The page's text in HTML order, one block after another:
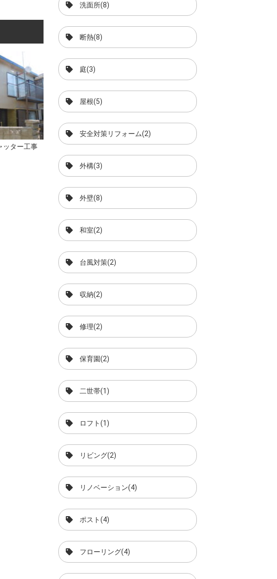
ッター工事
洗面所(8)
断熱(8)
庭(3)
屋根(5)
安全対策リフォーム(2)
外構(3)
外壁(8)
和室(2)
台風対策(2)
収納(2)
修理(2)
保育園(2)
二世帯(1)
ロフト(1)
リビング(2)
リノベーション(4)
ポスト(4)
フローリング(4)